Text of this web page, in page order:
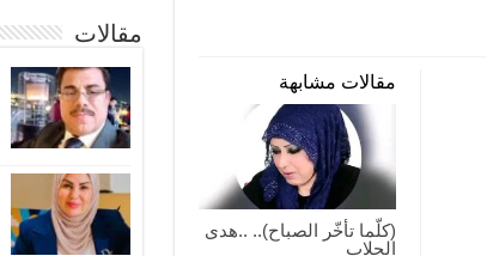
مقالات مشابهة
(كلّما تأخّر الصباح).. ..هدى
الجلاب
مقالات